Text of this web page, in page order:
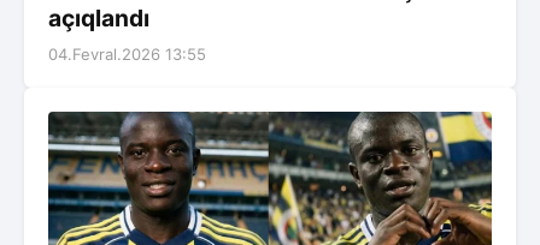
açıqlandı
04.Fevral.2026 13:55